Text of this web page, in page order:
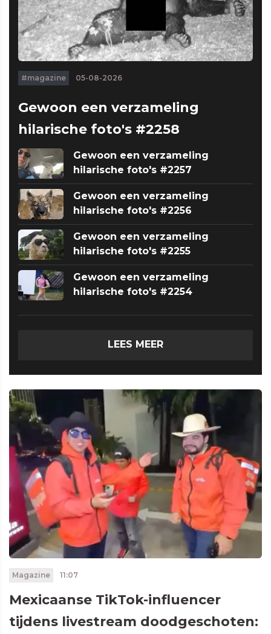
#magazine 05-08-2026
Gewoon een verzameling
hilarische foto's #2258
Gewoon een verzameling
hilarische foto's #2257
Gewoon een verzameling
hilarische foto's #2256
Gewoon een verzameling
hilarische foto's #2255
Gewoon een verzameling
hilarische foto's #2254
LEES MEER
Magazine 11:07
Mexicaanse TikTok-influencer
tijdens livestream doodgeschoten: